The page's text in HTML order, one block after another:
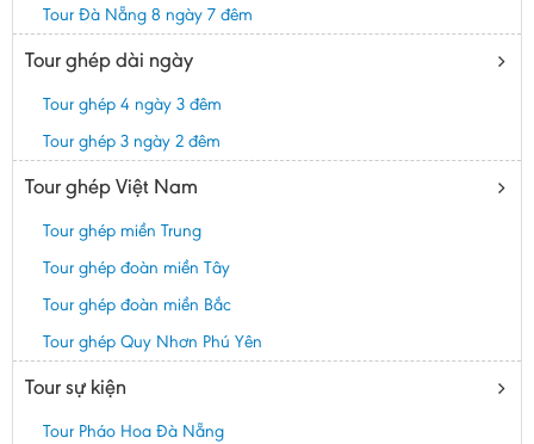
Tour Đà Nẵng 8 ngày 7 đêm
Tour ghép dài ngày
Tour ghép 4 ngày 3 đêm
Tour ghép 3 ngày 2 đêm
Tour ghép Việt Nam
Tour ghép miền Trung
Tour ghép đoàn miền Tây
Tour ghép đoàn miền Bắc
Tour ghép Quy Nhơn Phú Yên
Tour sự kiện
Tour Pháo Hoa Đà Nẵng